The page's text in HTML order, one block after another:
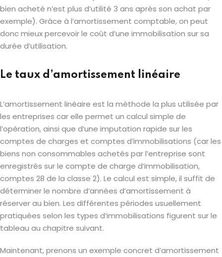
bien acheté n’est plus d’utilité 3 ans après son achat par
exemple). Grâce à l’amortissement comptable, on peut
donc mieux percevoir le coût d’une immobilisation sur sa
durée d’utilisation.
Le taux d’amortissement linéaire
L’amortissement linéaire est la méthode la plus utilisée par
les entreprises car elle permet un calcul simple de
l’opération, ainsi que d’une imputation rapide sur les
comptes de charges et comptes d’immobilisations (car les
biens non consommables achetés par l’entreprise sont
enregistrés sur le compte de charge d’immobilisation,
comptes 28 de la classe 2). Le calcul est simple, il suffit de
déterminer le nombre d’années d’amortissement à
réserver au bien. Les différentes périodes usuellement
pratiquées selon les types d’immobilisations figurent sur le
tableau au chapitre suivant.
Maintenant, prenons un exemple concret d’amortissement